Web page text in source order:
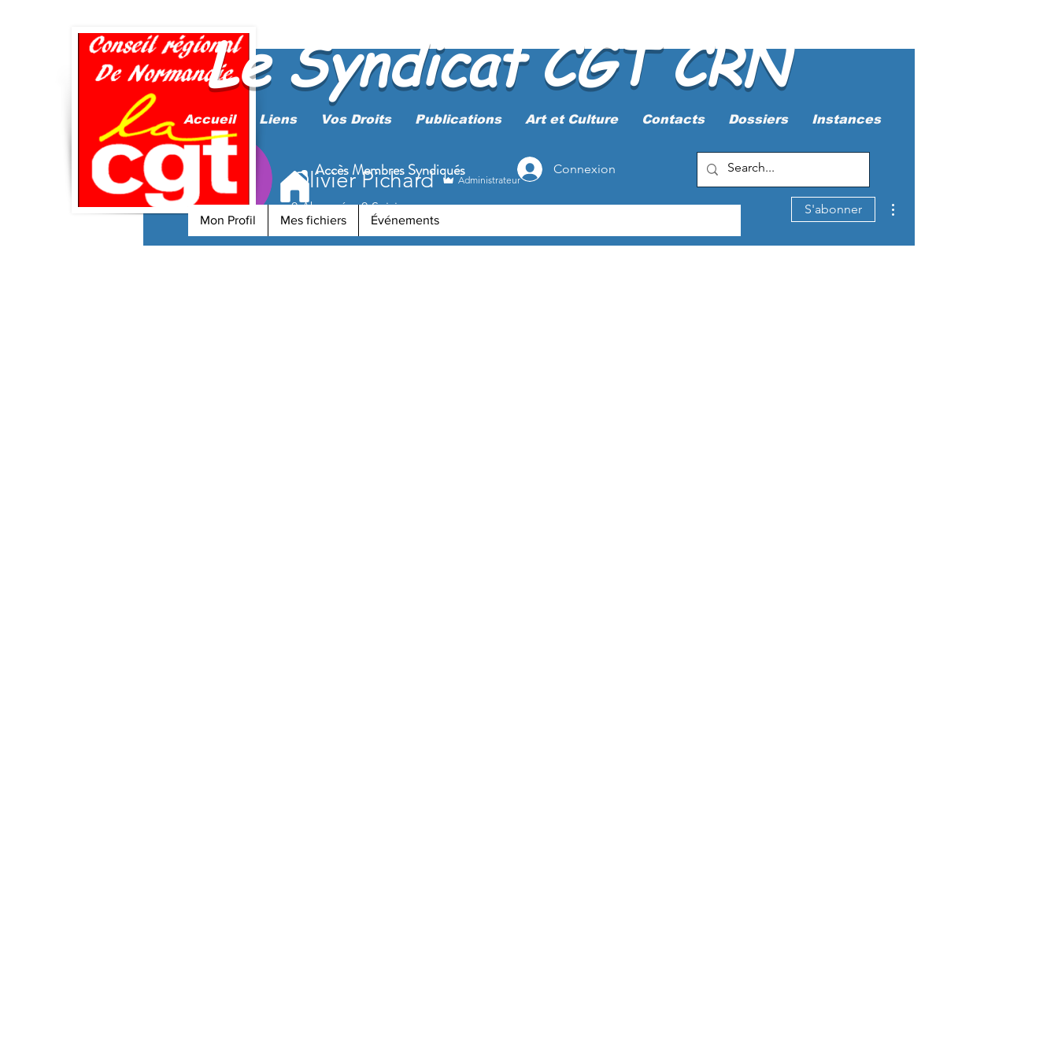
Le Syndicat CGT CRN
Accueil Liens Vos Droits Publications Art et Culture Contacts Dossiers Instances
Connexion
Mon Profil Mes fichiers Événements
Accès Membres Syndiqués
Olivier Pichard Administrateur
0 Abonné 0 Suivi S'abonner